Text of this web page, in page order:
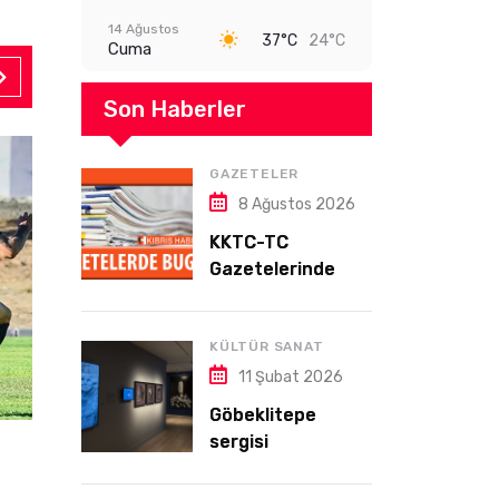
14 Ağustos
Cuma 37°C 24°C
Son Haberler
GAZETELER
8 Ağustos 2026
KKTC-TC
Gazetelerinde
KÜLTÜR SANAT
11 Şubat 2026
Göbeklitepe
sergisi